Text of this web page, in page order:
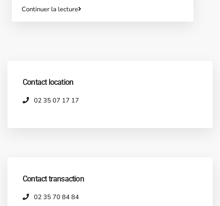
Continuer la lecture
Contact location
02 35 07 17 17
Contact transaction
02 35 70 84 84